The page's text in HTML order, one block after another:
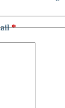
*